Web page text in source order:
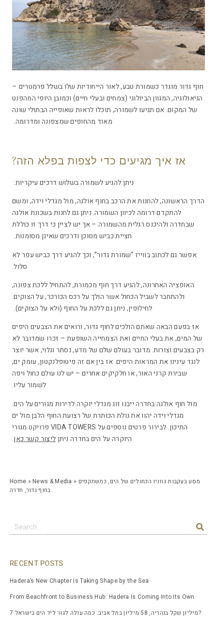
Home »News & Media » מסע בעקבות גווניו הכחולים של הים, כמשתקפים
בחוף גדור, חדרה
RECENT POSTS
Hadera’s New Chapter Is Taking Shape by the Sea
From Beachfront to Business Hub: Hadera Is Coming Into Its Own
7 מיליון שקל בנהריה, 58 מיליון בתל אביב: כמה עולה לגור ליד הים בישראל?
חוף גדור מוגדר כשמורת טבע, לאור הייחודיות שלו בשלל פרמטרים –
הגיאולוגיה, המגוון הביולוגי (צמחים ובעלי חיים) וכמובן היופי המהפנט
של המקום. אם תגיעו לשמורה, תוכלו לראות שאופייה הבתולי שונה
מאוד מהחופים שמצפונה ומדרומה.
אז איך מגיעים כדי לצפות בפלא הזה?
ניתן להגיע לשמורה בשלוש דרכים עיקריות:
הדרך הראשונה, להחנות את הרכב בחוף אולגה, מול מגדלי וידה, ומשם
להתקדם דרומה לכיוון השמורה. ניתן גם לחנות בשכונת אולגה
שבחדרה ולהיכנס רגלית מהשמורה – אך יש לציין כי דרך זו כוללת
חציית כביש מסוכן ודרכים שאינן מסומנות.
אפשר גם לכתוב בווייז “שמורת גדור”, וכך להגיע דרך כביש עפר לא
סלול.
האופציה האחרונה, להגיע דרך חוף מכמורת, להתחיל ללכת צפונה,
ולהתחבר לשביל הכחול אשר הולך על רכס הכורכר, על הצוקים.
לחילופין, ניתן גם ללכת על החוף (ולא על הצוקים).
אז בפעם הבאה שאתם הולכים לחוף גדור, ורואים את הצבעים היפים
של המים, את בעלי החיים ואת הצמחייה השופעת – זכרו שמדובר לא
רק בצבעים וצורות. מדובר בעולם שלם של מדע, נסתר וגלוי, אשר יוצר
לנגד עינינו את המראות היפים. אז בין אם זה פיטופלנקטון, עומק ים,
שבירת קרני האור, או חלקיקים אחרים – יש לנו עולם כחול ויפה
לשמור עליו.
מול חוף אולגה בחדרה ייבנו זוג מגדלי יוקרה לדירות מגורים על הים.
מגדלי וידה יהוו את גולת הכותרת של רצועת החוף הלבן מול ים
התיכון. לבירור פרטים נוספים על VIDA TOWERS פרויקט מגורי
היוקרה על הים בחדרה ניתןליצור קשר כאן.